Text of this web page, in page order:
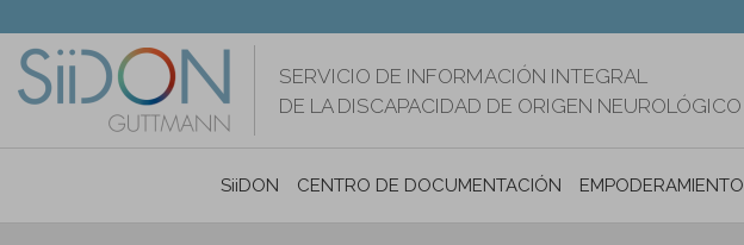
contenido
principal
SERVICIO DE INFORMACIÓN INTEGRAL
DE LA DISCAPACIDAD DE ORIGEN NEUROLÓGICO
SiiDON CENTRO DE DOCUMENTACIÓN EMPODERAMIENTO